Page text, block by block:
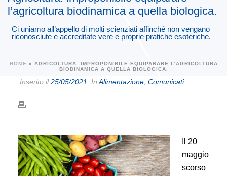
l’agricoltura biodinamica a quella biologica.
Ci uniamo all’appello di molti scienziati affinché non vengano
riconosciute e accreditate vere e proprie pratiche esoteriche.
HOME »
AGRICOLTURA: IMPROPONIBILE EQUIPARARE L’AGRICOLTURA
BIODINAMICA A QUELLA BIOLOGICA.
Inserito il25/05/2021 In Alimentazione Comunicati
Il 20
maggio
scorso